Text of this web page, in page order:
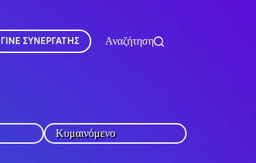
ΓΙΝΕ ΣΥΝΕΡΓΑΤΗΣ Αναζήτηση
Κυμαινόμενο